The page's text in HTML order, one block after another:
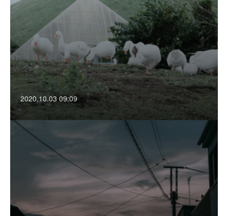
2020.10.03 09:09